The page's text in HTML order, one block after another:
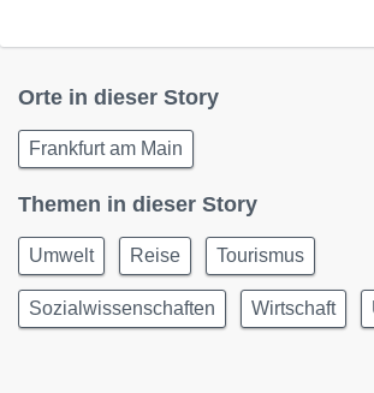
Orte in dieser Story
Frankfurt am Main
Themen in dieser Story
Umwelt Reise Tourismus
Sozialwissenschaften Wirtschaft